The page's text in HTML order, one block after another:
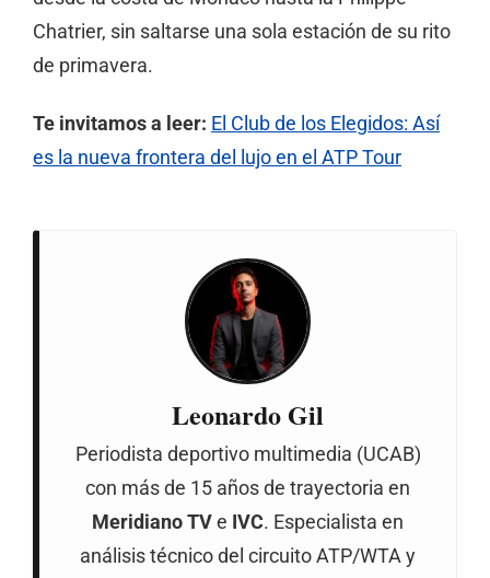
Chatrier, sin saltarse una sola estación de su rito
de primavera.
Te invitamos a leer: El Club de los Elegidos: Así
es la nueva frontera del lujo en el ATP Tour
Leonardo Gil
Periodista deportivo multimedia (UCAB)
con más de 15 años de trayectoria en
Meridiano TV e IVC. Especialista en
análisis técnico del circuito ATP/WTA y